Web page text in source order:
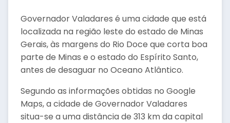
Governador Valadares é uma cidade que está
localizada na região leste do estado de Minas
Gerais, às margens do Rio Doce que corta boa
parte de Minas e o estado do Espírito Santo,
antes de desaguar no Oceano Atlântico.
Segundo as informações obtidas no Google
Maps, a cidade de Governador Valadares
situa-se a uma distância de 313 km da capital